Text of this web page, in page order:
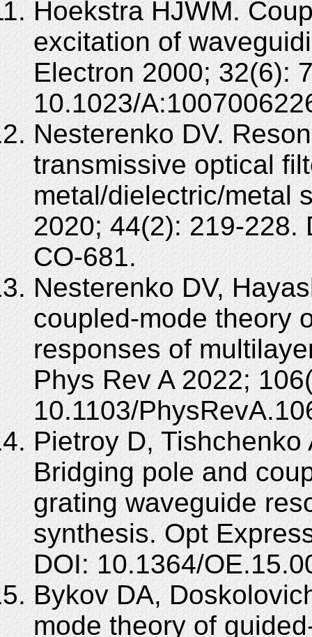
Hoekstra HJWM.
excitation of
Electron 2000; 32(6):
10.1023/
Nesterenko DV.
transmissive optical
metal/dielectric/metal
2020; 44(2): 219-228.
CO-681.
Nesterenko DV,
coupled-mode theory
responses of
Phys Rev A 2022;
10.1103/
Pietroy D, Tishchenko
Bridging pole and
grating waveguide
synthesis. Opt
DOI: 10.1364/
Bykov DA,
mode theory of